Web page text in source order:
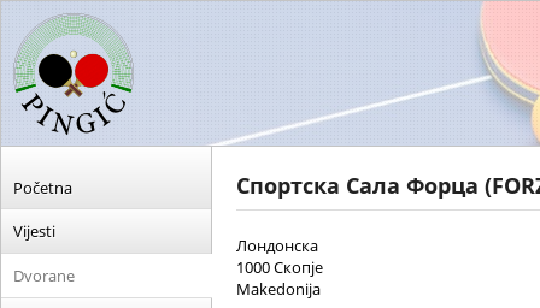
Početna
Vijesti
Dvorane
Спортска Сала Форца
Лондонска
1000 Скопје
Makedonija